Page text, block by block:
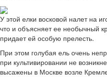
У этой елки восковой налет на
что и объясняет ее необычный
придает ей особую прелесть.
При этом голубая ель очень
при культивировании не
высажены в Москве возле